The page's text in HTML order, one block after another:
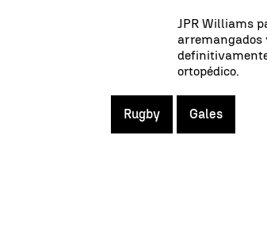
JPR Williams
arremangados
ortopédico.
Rugby Gales